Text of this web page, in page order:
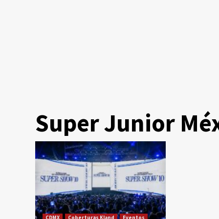
Super Junior
CDMX Coberturas Kland Eventos